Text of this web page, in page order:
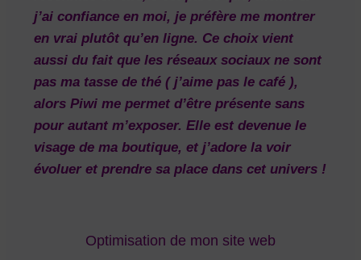
j’ai confiance en moi, je préfère me montrer
en vrai plutôt qu’en ligne. Ce choix vient
aussi du fait que les réseaux sociaux ne sont
pas ma tasse de thé ( j’aime pas le café ),
alors Piwi me permet d’être présente sans
pour autant m’exposer. Elle est devenue le
visage de ma boutique, et j’adore la voir
évoluer et prendre sa place dans cet univers !
Optimisation de mon site web